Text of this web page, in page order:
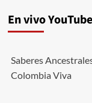
En vivo
Saberes
Colombia Viva